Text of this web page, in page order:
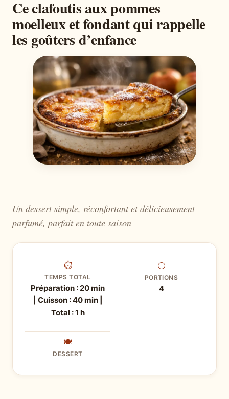
Ce clafoutis aux pommes
moelleux et fondant qui rappelle
les goûters d’enfance
Un dessert simple, réconfortant et délicieusement
parfumé, parfait en toute saison
⏱
TEMPS TOTAL
Préparation : 20 min
| Cuisson : 40 min |
Total : 1 h
⚪
PORTIONS
4
🍽
DESSERT